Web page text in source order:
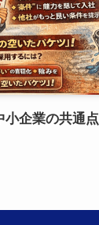
小企業の共通点